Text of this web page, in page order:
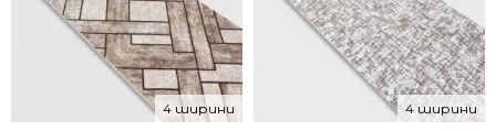
4 ширини 4 ширини